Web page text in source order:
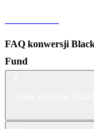
FAQ konwersji
Fund